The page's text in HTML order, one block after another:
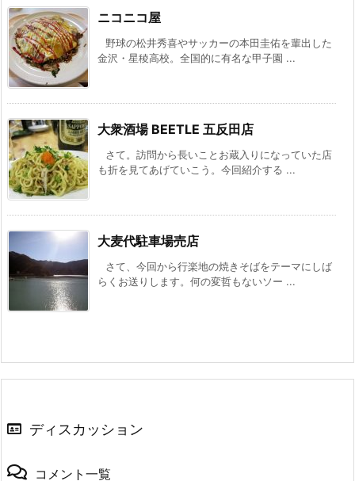
ニコニコ屋
野球の松井秀喜やサッカーの本田圭佑を輩出した
金沢・星稜高校。全国的に有名な甲子園 ...
大衆酒場 BEETLE 五反田店
さて。訪問から長いことお蔵入りになっていた店
も折を見てあげていこう。今回紹介する ...
大麦代駐車場売店
さて、今回から行楽地の焼きそばをテーマにしば
らくお送りします。何の変哲もないソー ...
ディスカッション
コメント一覧